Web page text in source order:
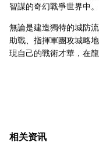
智謀的奇幻戰爭世界中。
無論是建造獨特的城防
助戰、指揮軍團攻城略
現自己的戰術才華，在
相关资讯